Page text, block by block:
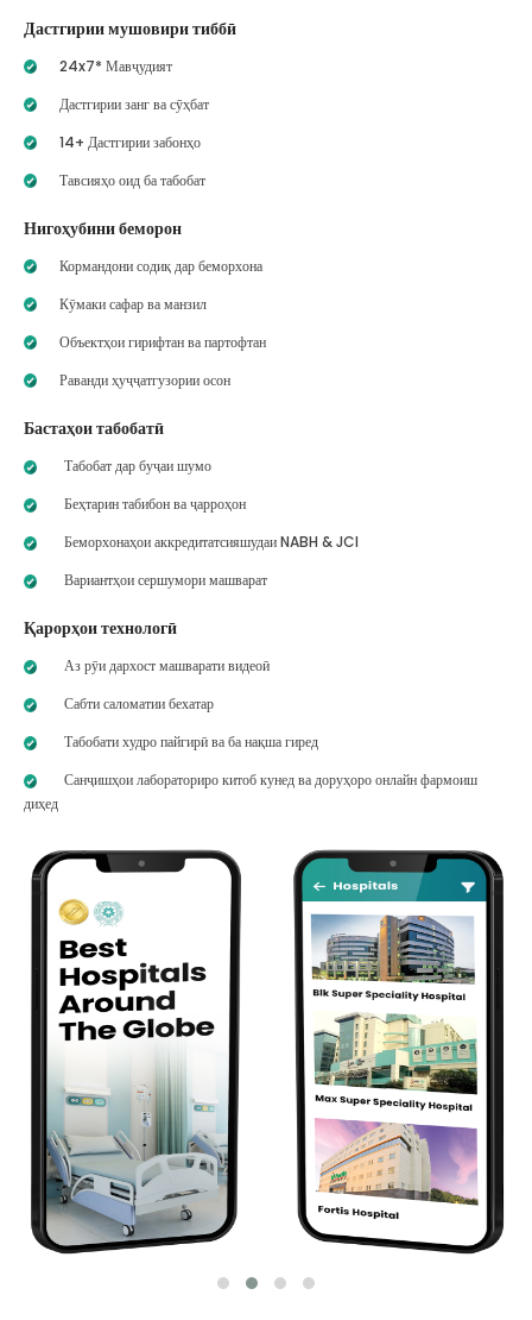
Дастгирии мушовири тиббӣ
24x7* Мавҷудият
Дастгирии занг ва сӯҳбат
14+ Дастгирии забонҳо
Тавсияҳо оид ба табобат
Нигоҳубини беморон
Кормандони содиқ дар беморхона
Кӯмаки сафар ва манзил
Объектҳои гирифтан ва партофтан
Раванди ҳуҷҷатгузории осон
Бастаҳои табобатӣ
Табобат дар буҷаи шумо
Беҳтарин табибон ва ҷарроҳон
Беморхонаҳои аккредитатсияшудаи NABH & JCI
Вариантҳои сершумори машварат
Қарорҳои технологӣ
Аз рӯи дархост машварати видеоӣ
Сабти саломатии бехатар
Табобати худро пайгирӣ ва ба нақша гиред
Санҷишҳои лабораториро китоб кунед ва доруҳоро онлайн фармоиш
диҳед